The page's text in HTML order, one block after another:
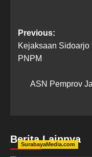
Previous:
Kejaksaan Sidoarjo
PNPM
ASN Pemprov
Berita Lainnya
SurabayaMedia.com